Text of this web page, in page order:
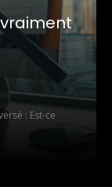
: Est-ce